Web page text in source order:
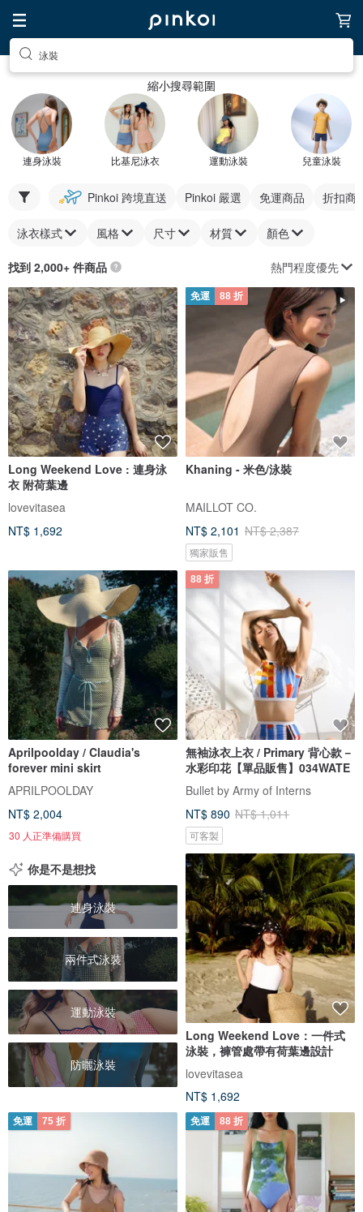
泳裝
縮小搜尋範圍
連身泳裝 比基尼泳衣 運動泳裝 兒童泳裝
Pinkoi 跨境直送 Pinkoi 嚴選 免運商品 折扣商
泳衣樣式 風格 尺寸 材質 顏色
找到 2,000+ 件商品 熱門程度優先
Long Weekend Love : 連身泳
衣 附荷葉邊
lovevitasea
NT$ 1,692
免運 88 折
Khaning - 米色/泳裝
MAILLOT CO.
NT$ 2,101 NT$ 2,387
獨家販售
Aprilpoolday / Claudia's
forever mini skirt
APRILPOOLDAY
NT$ 2,004
30 人正準備購買
88 折
無袖泳衣上衣 / Primary 背心款－
水彩印花【單品販售】034WATE
Bullet by Army of Interns
NT$ 890 NT$ 1,011
可客製
你是不是想找
連身泳裝
兩件式泳裝
運動泳裝
防曬泳裝
Long Weekend Love：一件式
泳裝，褲管處帶有荷葉邊設計
lovevitasea
NT$ 1,692
免運 75 折 免運 88 折